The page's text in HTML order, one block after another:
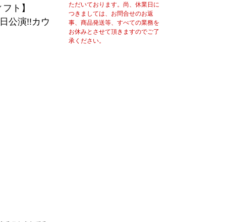
ト】
公演!!カウ
ただいております。尚、休業日に
つきましては、お問合せのお返
事、商品発送等、すべての業務を
お休みとさせて頂きますのでご了
承ください。